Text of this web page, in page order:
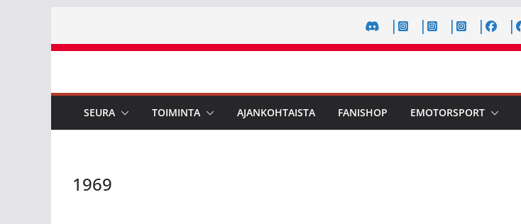
content
SEURA TOIMINTA AJANKOHTAISTA FANISHOP EMOTORSPORT
1969